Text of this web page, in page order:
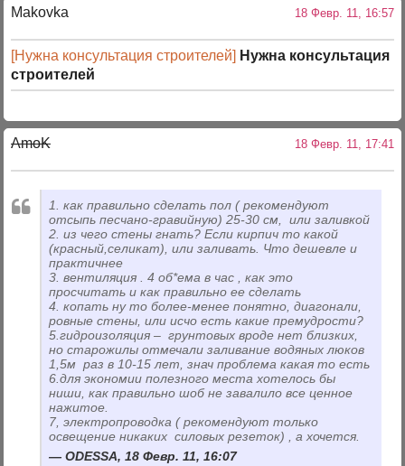
Makovka 18 Февр. 11, 16:57
[Нужна консультация строителей] Нужна консультация
строителей
AmoK 18 Февр. 11, 17:41
1. как правильно сделать пол ( рекомендуют
отсыпь песчано-гравийную) 25-30 см, или заливкой
2. из чего стены гнать? Если кирпич то какой
(красный,селикат), или заливать. Что дешевле и
практичнее
3. вентиляция . 4 об*ема в час , как это
просчитать и как правильно ее сделать
4. копать ну то более-менее понятно, диагонали,
ровные стены, или исчо есть какие премудрости?
5.гидроизоляция – грунтовых вроде нет близких,
но старожилы отмечали заливание водяных люков
1,5м раз в 10-15 лет, знач проблема какая то есть
6.для экономии полезного места хотелось бы
ниши, как правильно шоб не завалило все ценное
нажитое.
7, электропроводка ( рекомендуют только
освещение никаких силовых резеток) , а хочется.
ODESSA, 18 Февр. 11, 16:07